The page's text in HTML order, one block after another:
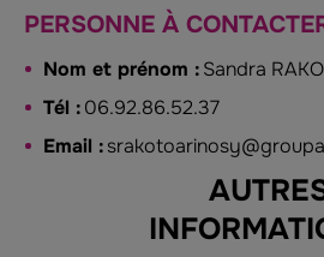
PERSONNE À
Nom et prénom :Sandra
Tél :06.92.86.52.37
Email :